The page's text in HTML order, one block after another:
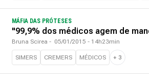
MÁFIA DAS PRÓTESES
"99,9% dos médicos agem de
Bruna Scirea - 05/01/2015 - 14h23min
SIMERS CREMERS MÉDICOS + 3